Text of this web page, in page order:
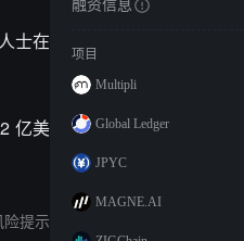
士在
亿美
险提示
融资信息
项目
Multipli
Global Ledger
JPYC
MAGNE.AI